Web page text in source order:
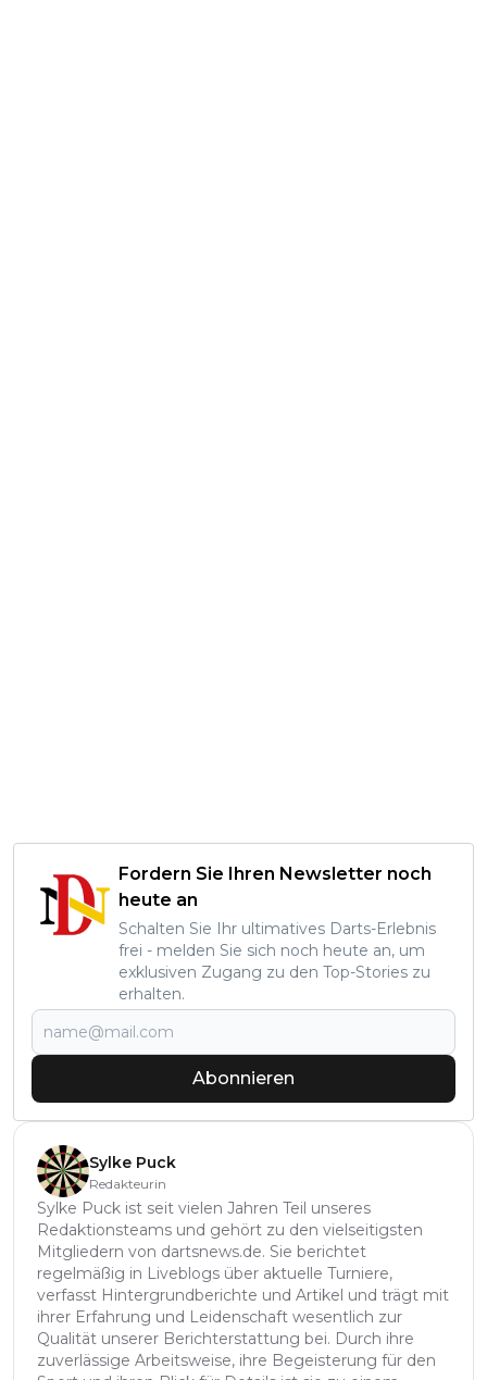
Fordern Sie Ihren Newsletter noch
heute an
Schalten Sie Ihr ultimatives Darts-Erlebnis
frei - melden Sie sich noch heute an, um
exklusiven Zugang zu den Top-Stories zu
erhalten.
Abonnieren
Sylke Puck
Redakteurin
Sylke Puck ist seit vielen Jahren Teil unseres
Redaktionsteams und gehört zu den vielseitigsten
Mitgliedern von dartsnews.de. Sie berichtet
regelmäßig in Liveblogs über aktuelle Turniere,
verfasst Hintergrundberichte und Artikel und trägt mit
ihrer Erfahrung und Leidenschaft wesentlich zur
Qualität unserer Berichterstattung bei. Durch ihre
zuverlässige Arbeitsweise, ihre Begeisterung für den